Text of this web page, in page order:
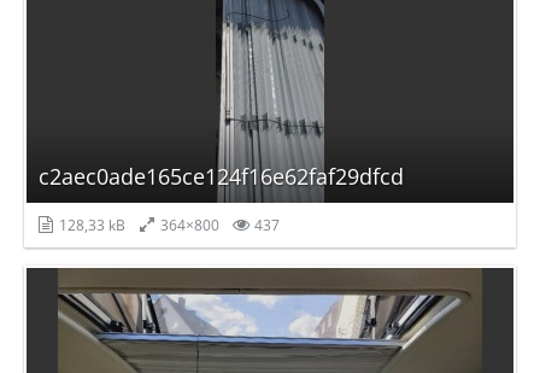
c2aec0ade165ce124f16e62faf29dfcd
128,33 kB 364×800 437